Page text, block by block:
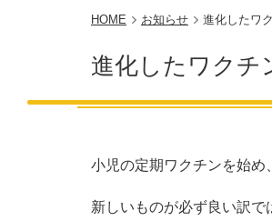
HOME お知らせ 進化したワ
進化したワクチ
小児の定期ワクチンを始め
新しいものが必ず良い訳